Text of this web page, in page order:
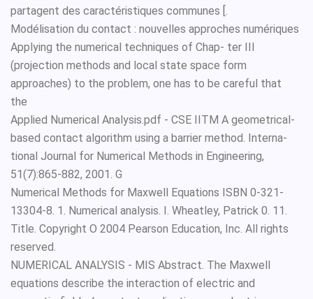
partagent des caractéristiques communes [.
Modélisation du contact : nouvelles approches numériques
Applying the numerical techniques of Chap- ter III
(projection methods and local state space form
approaches) to the problem, one has to be careful that
the
Applied Numerical Analysis.pdf - CSE IITM A geometrical-
based contact algorithm using a barrier method. Interna-
tional Journal for Numerical Methods in Engineering,
51(7):865-882, 2001. G
Numerical Methods for Maxwell Equations ISBN 0-321-
13304-8. 1. Numerical analysis. I. Wheatley, Patrick 0. 11.
Title. Copyright O 2004 Pearson Education, Inc. All rights
reserved.
NUMERICAL ANALYSIS - MIS Abstract. The Maxwell
equations describe the interaction of electric and